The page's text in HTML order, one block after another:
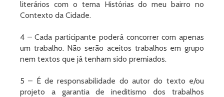
literários com o tema Histórias do meu bairro no
Contexto da Cidade.
4 – Cada participante poderá concorrer com apenas
um trabalho. Não serão aceitos trabalhos em grupo
nem textos que já tenham sido premiados.
5 – É de responsabilidade do autor do texto e/ou
projeto a garantia de ineditismo dos trabalhos